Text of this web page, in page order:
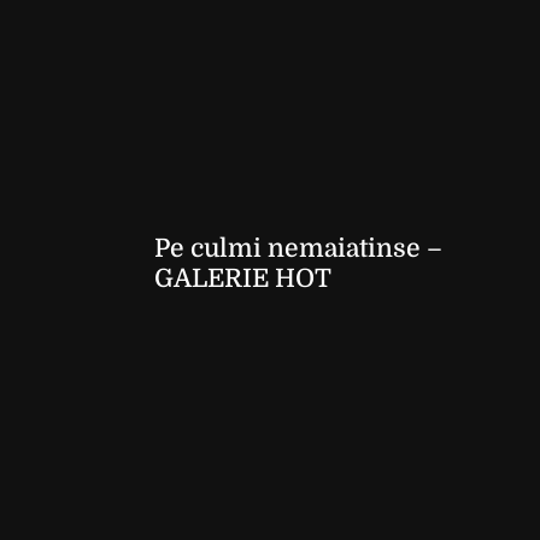
Pe culmi nemaiatinse –
GALERIE HOT